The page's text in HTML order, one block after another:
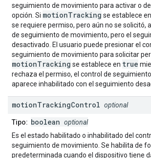
seguimiento de movimiento para activar o
opción. Si motionTracking se establece en
se requiere permiso, pero aún no se solicitó,
de seguimiento de movimiento, pero el
desactivado. El usuario puede presionar el
seguimiento de movimiento para solicitar
motionTracking se establece en true
rechaza el permiso, el control de
aparece inhabilitado con el seguimiento
motionTrackingControl optional
Tipo: boolean optional
Es el estado habilitado o inhabilitado del
seguimiento de movimiento. Se habilita de
predeterminada cuando el dispositivo tiene